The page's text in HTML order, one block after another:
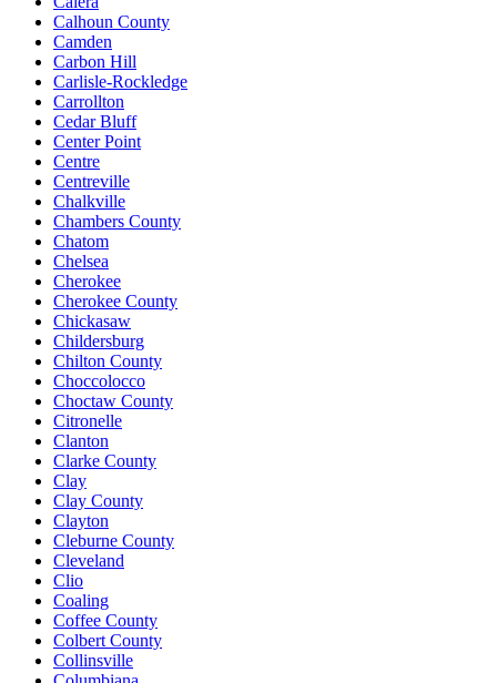
Calhoun County
Camden
Carbon Hill
Carlisle-Rockledge
Carrollton
Cedar Bluff
Center Point
Centre
Centreville
Chalkville
Chambers County
Chatom
Chelsea
Cherokee
Cherokee County
Chickasaw
Childersburg
Chilton County
Choccolocco
Choctaw County
Citronelle
Clanton
Clarke County
Clay
Clay County
Clayton
Cleburne County
Cleveland
Clio
Coaling
Coffee County
Colbert County
Collinsville